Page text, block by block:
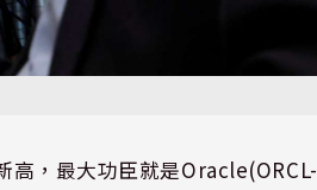
高，最大功臣就是Oracle(ORCL-